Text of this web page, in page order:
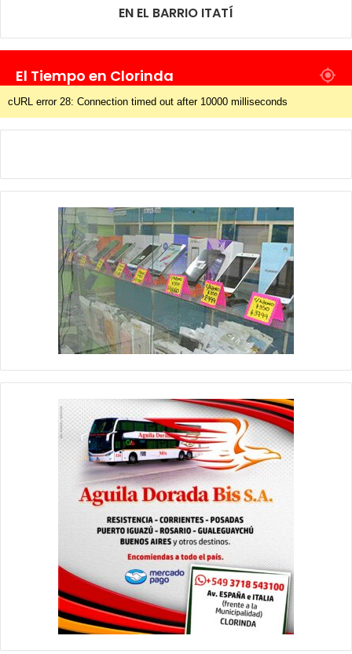
EN EL BARRIO ITATÍ
El Tiempo en Clorinda
cURL error 28: Connection timed out after 10000 milliseconds